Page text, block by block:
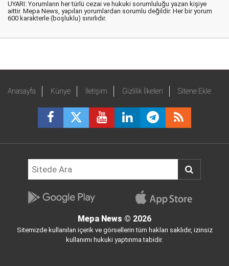
UYARI: Yorumların her türlü cezai ve hukuki sorumluluğu yazan kişiye
aittir. Mepa News, yapılan yorumlardan sorumlu değildir. Her bir yorum
600 karakterle (boşluklu) sınırlıdır.
Anasayfa Künye İletişim Gizlilik İlkeleri Sitene Ekle
Mepa News © 2026
Sitemizde kullanılan içerik ve görsellerin tüm hakları saklıdır, izinsiz
kullanımı hukuki yaptırıma tabidir.